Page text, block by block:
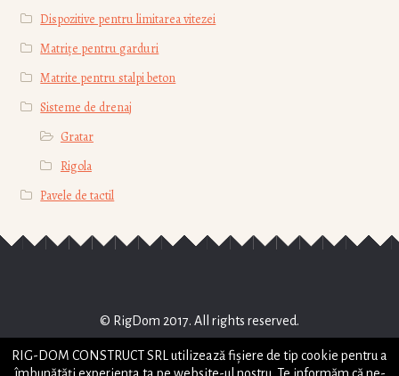
Dispozitive pentru limitarea vitezei
Matrițe pentru garduri
Matrite pentru stalpi beton
Sisteme de drenaj
Gratar
Rigola
Pavele de tactil
© RigDom 2017. All rights reserved.
STRADA HORIA , NR 2, PIATRA NEAMT, JUD NEAMT
RIG-DOM CONSTRUCT SRL utilizează fişiere de tip cookie pentru a